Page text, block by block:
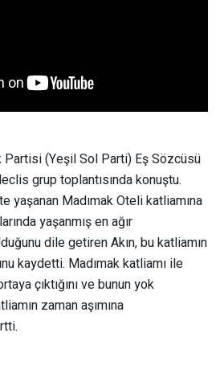
(Yeşil Sol Parti) Eş Sözcüsü
grup toplantısında konuştu.
yaşanan Madımak Oteli katliamına
yaşanmış en ağır
dile getiren Akın, bu katliamın
kaydetti. Madımak katliamı ile
çıktığını ve bunun yok
zaman aşımına